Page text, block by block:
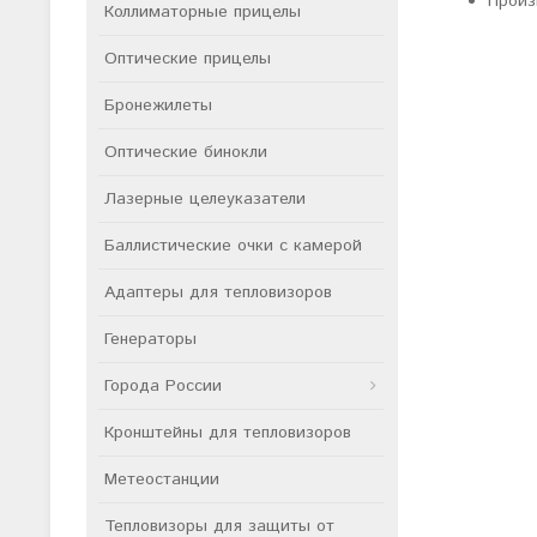
Коллиматорные прицелы
Оптические прицелы
Бронежилеты
Оптические бинокли
Лазерные целеуказатели
Баллистические очки с камерой
Адаптеры для тепловизоров
Генераторы
Города России
Кронштейны для тепловизоров
Метеостанции
Тепловизоры для защиты от